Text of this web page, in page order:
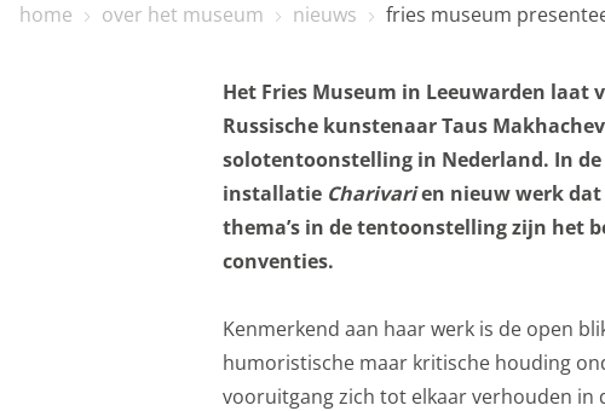
home over het museum nieuws fries museum
Het Fries Museum in Leeuwarden laat
Russische kunstenaar Taus
solotentoonstelling in Nederland. In
installatie Charivarien nieuw werk dat
thema’s in de tentoonstelling zijn het
conventies.
Kenmerkend aan haar werk is de open
humoristische maar kritische houding
vooruitgang zich tot elkaar verhouden in
Functionele cookies
privacy voorkeur, het maken
Functionele cookies
Analytische cookies
Met de analyserende
opslag mogelijk, zoals
bijvoorbeeld bezoekduur.